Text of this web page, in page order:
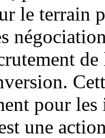
le terrain
pour les
une